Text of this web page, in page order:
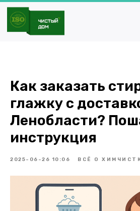
Как заказать
глажку с
Ленобласти?
инструкция
2025-06-26 10:06 ВСЁ О